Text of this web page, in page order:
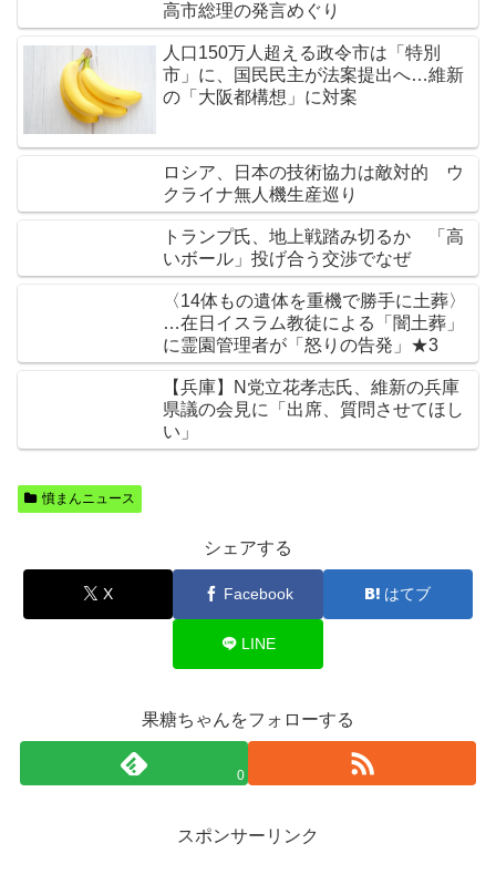
高市総理の発言めぐり
人口150万人超える政令市は「特別
市」に、国民民主が法案提出へ…維新
の「大阪都構想」に対案
ロシア、日本の技術協力は敵対的 ウ
クライナ無人機生産巡り
トランプ氏、地上戦踏み切るか 「高
いボール」投げ合う交渉でなぜ
〈14体もの遺体を重機で勝手に土葬〉
…在日イスラム教徒による「闇土葬」
に霊園管理者が「怒りの告発」★3
【兵庫】N党立花孝志氏、維新の兵庫
県議の会見に「出席、質問させてほし
い」
憤まんニュース
シェアする
X Facebook はてブ
LINE
果糖ちゃんをフォローする
0
スポンサーリンク